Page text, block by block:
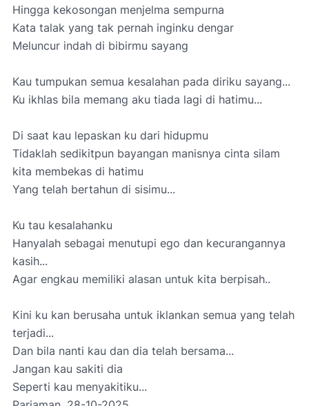
Hingga kekosongan menjelma sempurna
Kata talak yang tak pernah inginku dengar
Meluncur indah di bibirmu sayang
Kau tumpukan semua kesalahan pada diriku sayang...
Ku ikhlas bila memang aku tiada lagi di hatimu...
Di saat kau lepaskan ku dari hidupmu
Tidaklah sedikitpun bayangan manisnya cinta silam
kita membekas di hatimu
Yang telah bertahun di sisimu...
Ku tau kesalahanku
Hanyalah sebagai menutupi ego dan kecurangannya
kasih...
Agar engkau memiliki alasan untuk kita berpisah..
Kini ku kan berusaha untuk iklankan semua yang telah
terjadi...
Dan bila nanti kau dan dia telah bersama...
Jangan kau sakiti dia
Seperti kau menyakitiku...